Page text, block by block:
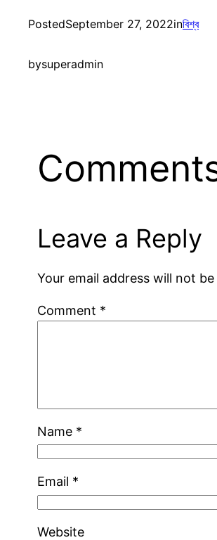
PostedSeptember 27, 2022inবিশ্ব
bysuperadmin
Leave a Reply
Your email address will not
Comment *
Name *
Email *
Website